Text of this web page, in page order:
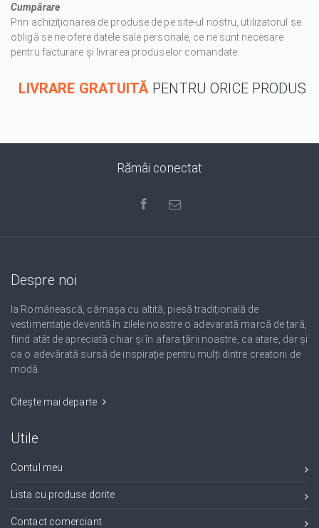
Cumpărare
Prin achiziționarea de produse de pe site-ul nostru, utilizatorul se
obligă se ne ofere datele sale personale, ce ne sunt necesare
pentru facturare și livrarea produselor comandate.
LIVRARE GRATUITĂ PENTRU ORICE PRODUS
Rămâi conectat
Despre noi
Ia Românească, cămașa cu altită, piesă tradițională de
vestimentație devenită în zilele noastre o adevarată marcă de țară,
fiind atât de apreciată chiar și în afara țării noastre, ca atare, dar și
ca o adevărată sursă de inspirație pentru mulți dintre creatorii de
modă.
Citește mai departe
Utile
Contul meu
Lista cu produse dorite
Contact comerciant